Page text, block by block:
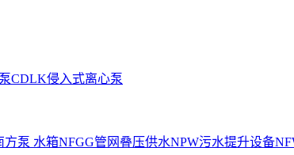
CDLK侵入式离心泵
方泵 水箱NFGG管网叠压供水NPW污水提升设备